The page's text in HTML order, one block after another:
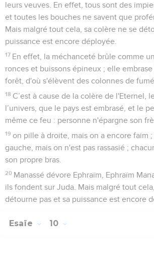
leurs veuves. En effet, tous sont des
et toutes les bouches ne savent que
Mais malgré tout cela, sa colère ne se
puissance est encore déployée.
17 En effet, la méchanceté brûle comme
ronces et buissons épineux ; elle
forêt, d'où s'élèvent des colonnes de
18 C’est à cause de la colère de l'Eternel,
l’univers, que le pays est embrasé, et le
même ce feu : personne n'épargne son
19 on pille à droite, mais on a encore faim
gauche, mais on n'est pas rassasié ;
son propre bras.
20 Manassé dévore Ephraïm, Ephraïm
ils fondent sur Juda. Mais malgré tout
détourne pas et sa puissance est encore
Esaïe 10